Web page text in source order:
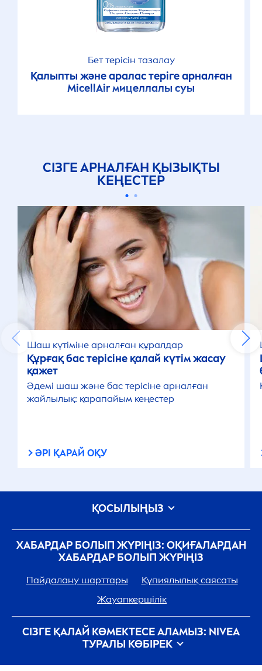
Бет терісін тазалау
Қалыпты және аралас теріге арналған
MicellAirмицеллалы суы
СІЗГЕ АРНАЛҒАН ҚЫЗЫҚТЫ
КЕҢЕСТЕР
Шаш күтіміне арналған құралдар
Құрғақ бас терісіне қалай күтім жасау
қажет
Әдемі шаш және бас терісіне арналған
жайлылық: қарапайым кеңестер
ӘРІ ҚАРАЙ ОҚУ
ХАБАРДАР БОЛЫП ЖҮРІҢІЗ: ОҚИҒАЛАРДАН
ХАБАРДАР БОЛЫП ЖҮРІҢІЗ
Пайдалану шарттары
Құпиялылық саясаты
Жауапкершілік
СІЗГЕ ҚАЛАЙ КӨМЕКТЕСЕ АЛАМЫЗ: NIVEA
ТУРАЛЫ КӨБІРЕК
Beiersdorf компаниясындағы карьера
ҚОСЫЛЫҢЫЗ